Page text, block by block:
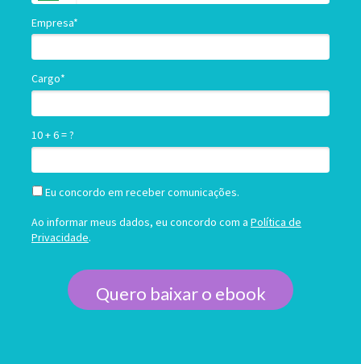
Empresa*
Cargo*
10 + 6 = ?
Eu concordo em receber comunicações.
Ao informar meus dados, eu concordo com a Política de
Privacidade.
Quero baixar o ebook